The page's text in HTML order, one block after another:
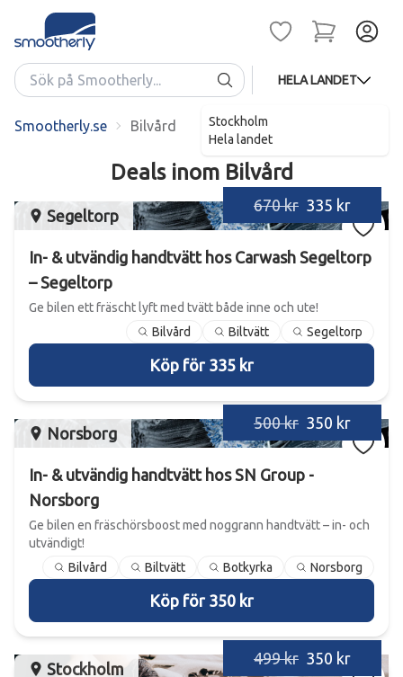
HELA LANDET
Stockholm
Hela landet
Smootherly.se Bilvård
Deals inom Bilvård
Segeltorp
670 kr 335 kr
In- & utvändig handtvätt hos Carwash Segeltorp
– Segeltorp
Ge bilen ett fräscht lyft med tvätt både inne och ute!
Bilvård
Biltvätt Segeltorp
Köp för 335 kr
Norsborg
500 kr 350 kr
In- & utvändig handtvätt hos SN Group -
Norsborg
Ge bilen en fräschörsboost med noggrann handtvätt – in- och
utvändigt!
Bilvård
Biltvätt Botkyrka Norsborg
Köp för 350 kr
Stockholm
499 kr 350 kr